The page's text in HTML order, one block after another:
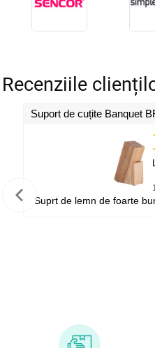
Recenziile
Suport de cuțite Banquet
Suprt de lemn de foarte